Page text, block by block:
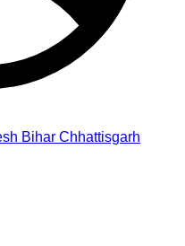
Bihar Chhattisgarh